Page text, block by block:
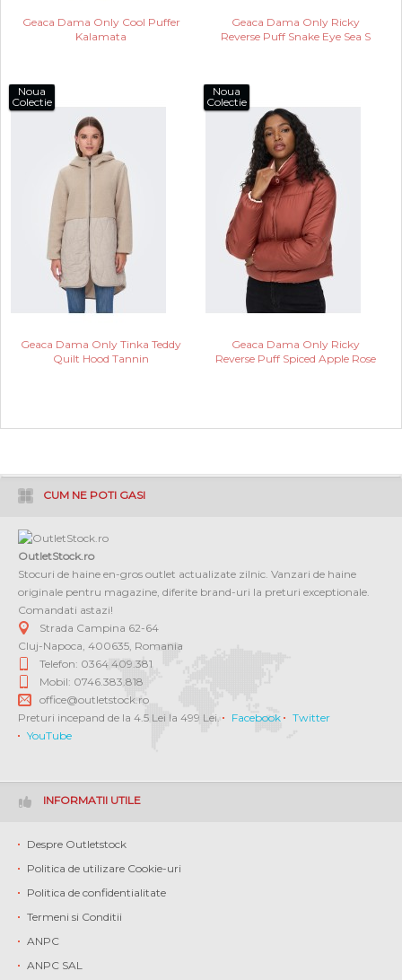
Geaca Dama Only Cool Puffer
Kalamata
Geaca Dama Only Ricky
Reverse Puff Snake Eye Sea S
Noua
Colectie
Geaca Dama Only Tinka Teddy
Quilt Hood Tannin
Noua
Colectie
Geaca Dama Only Ricky
Reverse Puff Spiced Apple Rose
CUM NE POTI GASI
OutletStock.ro
Stocuri de haine en-gros outlet actualizate zilnic. Vanzari de haine
originale pentru magazine, diferite brand-uri la preturi exceptionale.
Comandati astazi!
Strada Campina 62-64
Cluj-Napoca 400635 Romania
Telefon: 0364 409.381
Mobil: 0746.383.818
office@outletstock.ro
Preturi incepand de la 4.5 Lei la 499 Lei.
Facebook
Twitter
YouTube
INFORMATII UTILE
Despre Outletstock
Politica de utilizare Cookie-uri
Politica de confidentialitate
Termeni si Conditii
ANPC
ANPC SAL